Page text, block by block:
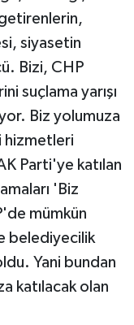
siyasetin
Bizi, CHP
suçlama yarışı
Biz yolumuza
hizmetleri
Parti'ye katılan
'Biz
mümkün
belediyecilik
Yani bundan
katılacak olan